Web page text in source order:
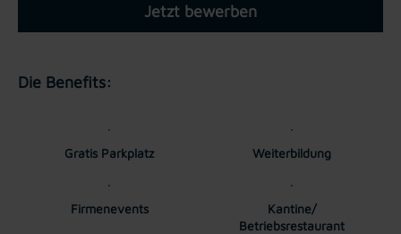
Jetzt bewerben
Die Benefits:
Gratis Parkplatz Weiterbildung
Firmenevents
Kantine/
Betriebsrestaurant